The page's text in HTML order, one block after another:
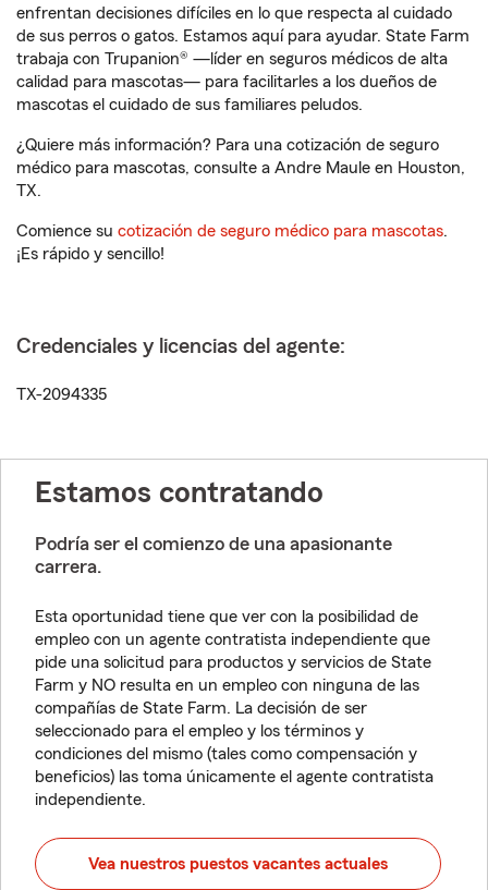
enfrentan decisiones difíciles en lo que respecta al cuidado
de sus perros o gatos. Estamos aquí para ayudar. State Farm
trabaja con Trupanion® —líder en seguros médicos de alta
calidad para mascotas— para facilitarles a los dueños de
mascotas el cuidado de sus familiares peludos.
¿Quiere más información? Para una cotización de seguro
médico para mascotas, consulte a Andre Maule en Houston,
TX.
Comience su cotización de seguro médico para mascotas.
¡Es rápido y sencillo!
Credenciales y licencias del agente:
TX-2094335
Estamos contratando
Podría ser el comienzo de una apasionante
carrera.
Esta oportunidad tiene que ver con la posibilidad de
empleo con un agente contratista independiente que
pide una solicitud para productos y servicios de State
Farm y NO resulta en un empleo con ninguna de las
compañías de State Farm. La decisión de ser
seleccionado para el empleo y los términos y
condiciones del mismo (tales como compensación y
beneficios) las toma únicamente el agente contratista
independiente.
Vea nuestros puestos vacantes actuales